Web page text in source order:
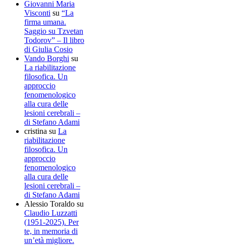
Giovanni Maria
Visconti su “La
firma umana.
Saggio su Tzvetan
Todorov” – Il libro
di Giulia Cosio
Vando Borghi su
La riabilitazione
filosofica. Un
approccio
fenomenologico
alla cura delle
lesioni cerebrali –
di Stefano Adami
cristina su La
riabilitazione
filosofica. Un
approccio
fenomenologico
alla cura delle
lesioni cerebrali –
di Stefano Adami
Alessio Toraldo su
Claudio Luzzatti
(1951-2025). Per
te, in memoria di
un’età migliore.